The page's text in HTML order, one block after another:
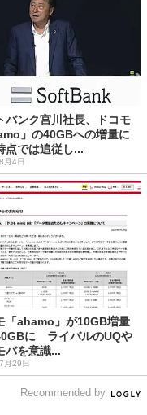
バンク宮川社長、ドコモ
」の40GBへの増量に
点では追従し...
月4日
「ahamo」が10GB増量
に ライバルのUQや
バを意識...
月29日
Recommended by